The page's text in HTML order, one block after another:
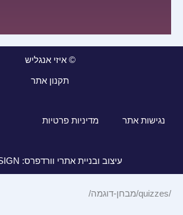
© איזי אנגליש
תקנון אתר
נגישות אתר מדיניות פרטיות
עיצוב ובניית אתרי וורדפרס: ODESIGN
/quizzes/מבחן-דוגמה/